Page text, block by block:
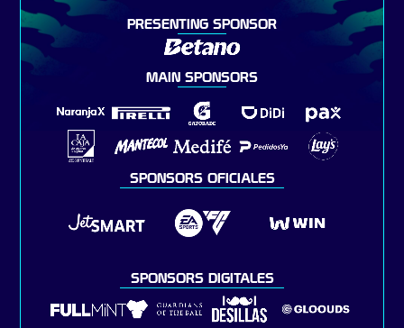
PRESENTING SPONSOR
MAIN SPONSORS
SPONSORS OFICIALES
SPONSORS DIGITALES